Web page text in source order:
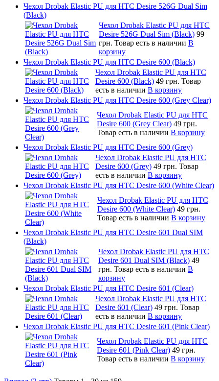
Чехол Drobak Elastic PU для HTC Desire 526G Dual Sim
(Black)
Чехол Drobak Elastic PU для HTC
Desire 526G Dual Sim (Black) 99
грн. Товар есть в наличии В
корзину
Чехол Drobak Elastic PU для HTC Desire 600 (Black)
Чехол Drobak Elastic PU для HTC
Desire 600 (Black) 49 грн. Товар
есть в наличии В корзину
Чехол Drobak Elastic PU для HTC Desire 600 (Grey Clear)
Чехол Drobak Elastic PU для HTC
Desire 600 (Grey Clear) 49 грн.
Товар есть в наличии В корзину
Чехол Drobak Elastic PU для HTC Desire 600 (Grey)
Чехол Drobak Elastic PU для HTC
Desire 600 (Grey) 49 грн. Товар
есть в наличии В корзину
Чехол Drobak Elastic PU для HTC Desire 600 (White Clear)
Чехол Drobak Elastic PU для HTC
Desire 600 (White Clear) 49 грн.
Товар есть в наличии В корзину
Чехол Drobak Elastic PU для HTC Desire 601 Dual SIM
(Black)
Чехол Drobak Elastic PU для HTC
Desire 601 Dual SIM (Black) 49
грн. Товар есть в наличии В
корзину
Чехол Drobak Elastic PU для HTC Desire 601 (Clear)
Чехол Drobak Elastic PU для HTC
Desire 601 (Clear) 49 грн. Товар
есть в наличии В корзину
Чехол Drobak Elastic PU для HTC Desire 601 (Pink Clear)
Чехол Drobak Elastic PU для HTC
Desire 601 (Pink Clear) 49 грн.
Товар есть в наличии В корзину